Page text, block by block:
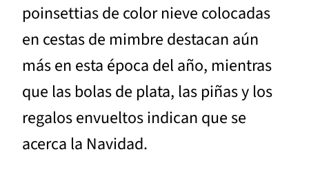
poinsettias de color nieve colocadas
en cestas de mimbre destacan aún
más en esta época del año, mientras
que las bolas de plata, las piñas y los
regalos envueltos indican que se
acerca la Navidad.